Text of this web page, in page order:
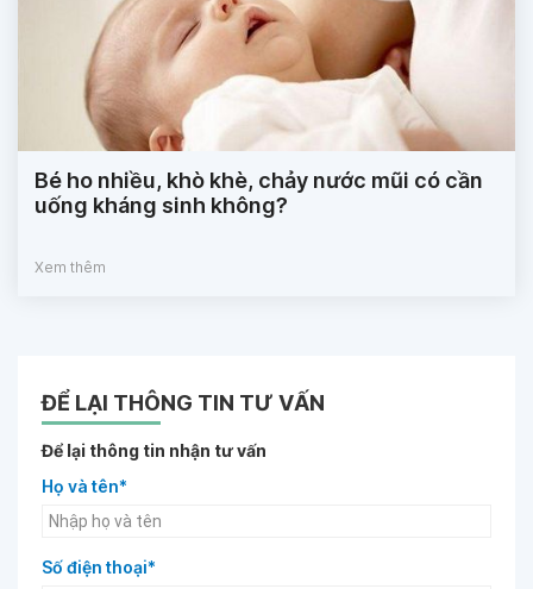
Bé ho nhiều, khò khè, chảy nước mũi có cần
uống kháng sinh không?
Xem thêm
ĐỂ LẠI THÔNG TIN TƯ VẤN
Để lại thông tin nhận tư vấn
Họ và tên*
Số điện thoại*